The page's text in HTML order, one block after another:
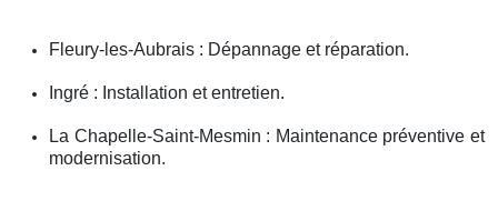
Fleury-les-Aubrais : Dépannage et réparation.
Ingré : Installation et entretien.
La Chapelle-Saint-Mesmin : Maintenance préventive et
modernisation.